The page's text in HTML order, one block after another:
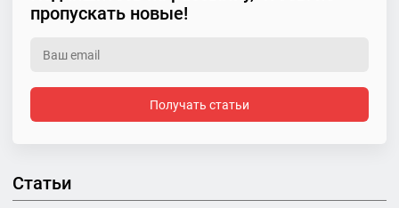
пропускать новые!
Получать статьи
Статьи